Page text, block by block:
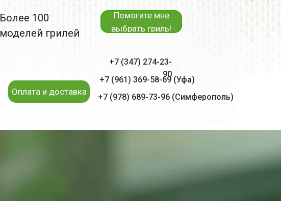
+7 (347) 274-23-
90
Помогите мне
выбрать гриль!
+7 (978) 689-73-96 (Симферополь)
+7 (961) 369-58-69 (Уфа)
Оплата и доставка
Более 100
моделей грилей